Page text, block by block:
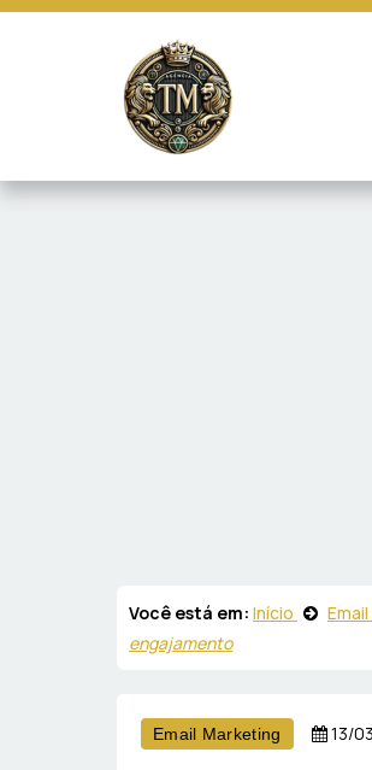
Você está em: Início
engajamento
Email Marketing 13/
marketing e fornecer conteúdo de terceiros.